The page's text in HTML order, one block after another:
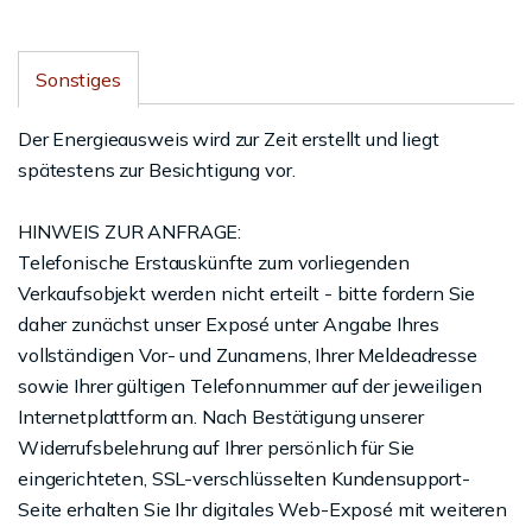
Sonstiges
Der Energieausweis wird zur Zeit erstellt und liegt
spätestens zur Besichtigung vor.
HINWEIS ZUR ANFRAGE:
Telefonische Erstauskünfte zum vorliegenden
Verkaufsobjekt werden nicht erteilt - bitte fordern Sie
daher zunächst unser Exposé unter Angabe Ihres
vollständigen Vor- und Zunamens, Ihrer Meldeadresse
sowie Ihrer gültigen Telefonnummer auf der jeweiligen
Internetplattform an. Nach Bestätigung unserer
Widerrufsbelehrung auf Ihrer persönlich für Sie
eingerichteten, SSL-verschlüsselten Kundensupport-
Seite erhalten Sie Ihr digitales Web-Exposé mit weiteren